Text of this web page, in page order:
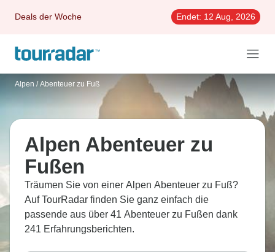
Deals der Woche Endet: 12 Aug, 2026
Alpen / Abenteuer zu Fuß
Alpen Abenteuer zu
Fußen
Träumen Sie von einer Alpen Abenteuer zu Fuß?
Auf TourRadar finden Sie ganz einfach die
passende aus über 41 Abenteuer zu Fußen dank
241 Erfahrungsberichten.